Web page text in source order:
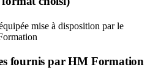
mise à disposition par le
fournis par HM Formation